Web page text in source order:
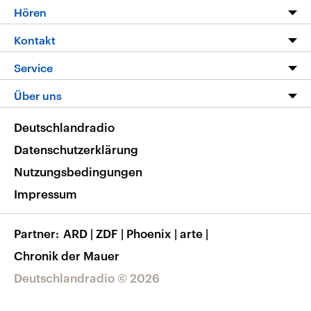
Programm
Die Nachrichten
Nachrichtenleicht
Neue Beiträge auf dlf.de
Hören
Livestream
Podcasts
Deutschlandfunk App
Nachrichten App
Frequenzen
Kontakt
Hörerservice
Service
FAQ
Veranstaltungen
Musikliste
RSS
Über uns
Barrierefreiheit
Deutschlandradio © 2026
Deutschlandradio
Datenschutzerklärung
Nutzungsbedingungen
Impressum
Partner ARD | ZDF | Phoenix | arte |
Chronik der Mauer